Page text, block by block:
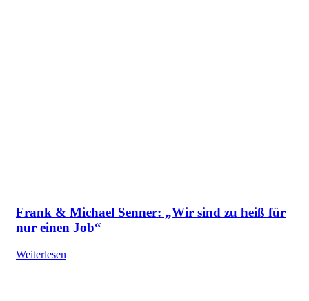
Frank & Michael Senner: „Wir sind zu heiß für
nur einen Job“
Weiterlesen